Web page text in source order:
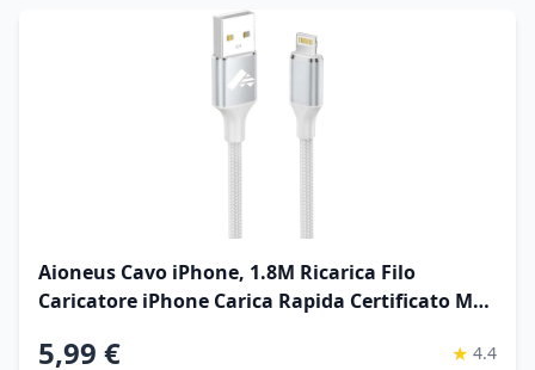
Aioneus Cavo iPhone, 1.8M Ricarica Filo
Caricatore iPhone Carica Rapida Certificato MFi
Cavetto per iPhone 11 12 13 14 Pro Max Plus
5,99 € ★ 4.4